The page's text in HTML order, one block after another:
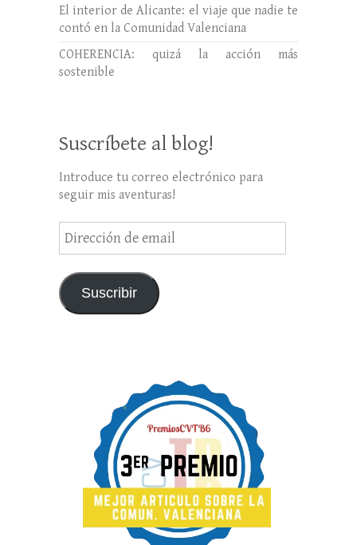
El interior de Alicante: el viaje que nadie te
contó en la Comunidad Valenciana
COHERENCIA: quizá la acción más
sostenible
Suscríbete al blog!
Introduce tu correo electrónico para
seguir mis aventuras!
Dirección
de
Suscribir